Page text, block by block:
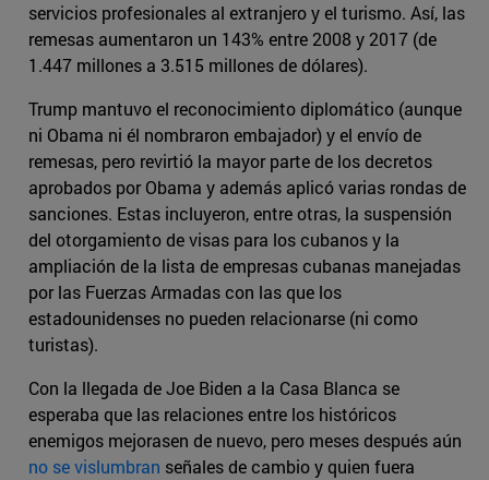
servicios profesionales al extranjero y el turismo. Así, las
remesas aumentaron un 143% entre 2008 y 2017 (de
1.447 millones a 3.515 millones de dólares).
Trump mantuvo el reconocimiento diplomático (aunque
ni Obama ni él nombraron embajador) y el envío de
remesas, pero revirtió la mayor parte de los decretos
aprobados por Obama y además aplicó varias rondas de
sanciones. Estas incluyeron, entre otras, la suspensión
del otorgamiento de visas para los cubanos y la
ampliación de la lista de empresas cubanas manejadas
por las Fuerzas Armadas con las que los
estadounidenses no pueden relacionarse (ni como
turistas).
Con la llegada de Joe Biden a la Casa Blanca se
esperaba que las relaciones entre los históricos
enemigos mejorasen de nuevo, pero meses después aún
no se vislumbran señales de cambio y quien fuera